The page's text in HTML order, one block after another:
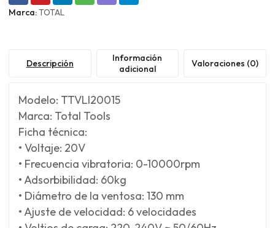
Marca:TOTAL
Descripción
Información
adicional
Valoraciones (0)
Modelo: TTVLI20015
Marca: Total Tools
Ficha técnica:
• Voltaje: 20V
• Frecuencia vibratoria: 0-10000rpm
• Adsorbibilidad: 60kg
• Diámetro de la ventosa: 130 mm
• Ajuste de velocidad: 6 velocidades